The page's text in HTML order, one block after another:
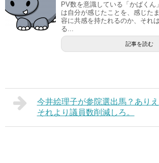
PV数を意識している「かばくん
は自分が感じたことを、感じた
容に共感を持たれるのか、それ
る...
記事を読む
今井絵理子が参院選出馬？ありえ
それより議員数削減しろ。